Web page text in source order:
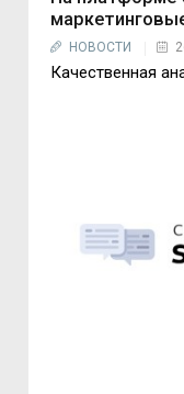
НОВОСТИ
Качественная